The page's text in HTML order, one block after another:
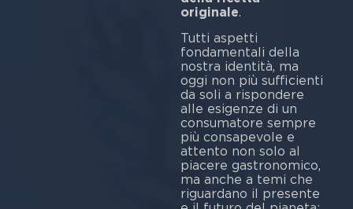
originale
Tutti aspetti
fondamentali della
nostra identità, ma
oggi non più sufficienti
da soli a rispondere
alle esigenze di un
consumatore sempre
più consapevole e
attento non solo al
piacere gastronomico,
ma anche a temi che
riguardano il presente